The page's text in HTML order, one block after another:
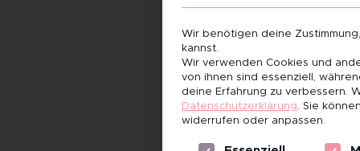
Wir benötigen deine
kannst.
Wir verwenden Cookies und
von ihnen sind essenziell,
deine Erfahrung zu verbessern.
Datenschutzerklärung. Sie
widerrufen oder anpassen.
Es folgt eine Liste der